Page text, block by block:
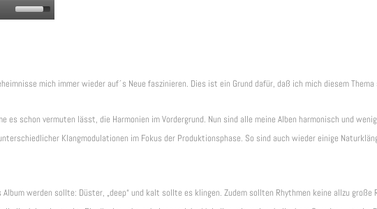
Use
to
or
decrease
mich immer wieder auf´s Neue faszinieren. Dies ist ein Grund dafür, daß ich mich diesem
es schon vermuten lässt, die Harmonien im Vordergrund. Nun sind alle meine Alben harmonisch und
Klangmodulationen im Fokus der Produktionsphase. So sind auch wieder einige
werden sollte: Düster, „deep“ und kalt sollte es klingen. Zudem sollten Rhythmen keine allzu